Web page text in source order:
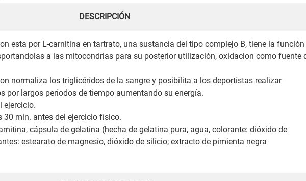
DESCRIPCIÓN
esta por L-carnitina en tartrato, una sustancia del tipo complejo B, tiene la función
a las mitocondrias para su posterior utilización, oxidacion como fuente
normaliza los triglicéridos de la sangre y posibilita a los deportistas realizar
por largos periodos de tiempo aumentando su energía.
ejercicio.
30 min. antes del ejercicio físico.
cápsula de gelatina (hecha de gelatina pura, agua, colorante: dióxido de
estearato de magnesio, dióxido de silicio; extracto de pimienta negra